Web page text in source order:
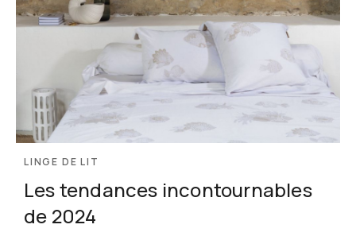
LINGE DE LIT
Les tendances incontournables
de 2024